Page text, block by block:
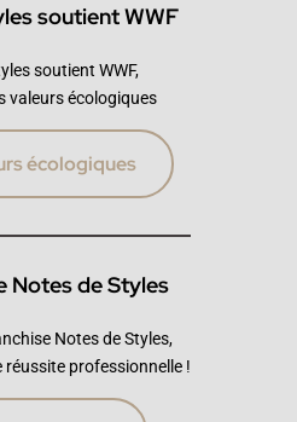
soutient WWF
soutient WWF,
valeurs écologiques
écologiques
Notes de Styles
Notes de Styles,
professionnelle !